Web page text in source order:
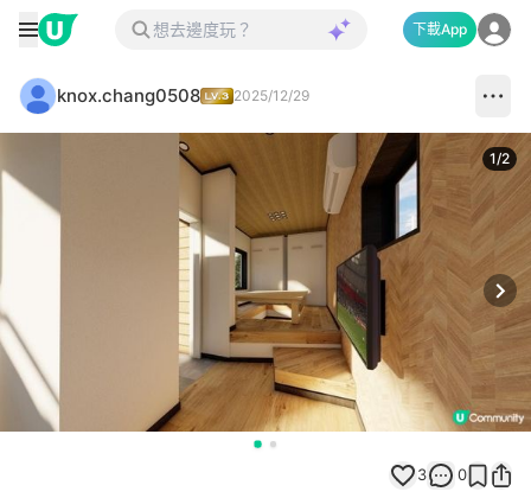
下載App
knox.chang0508 2025/12/29
1/2
3 0